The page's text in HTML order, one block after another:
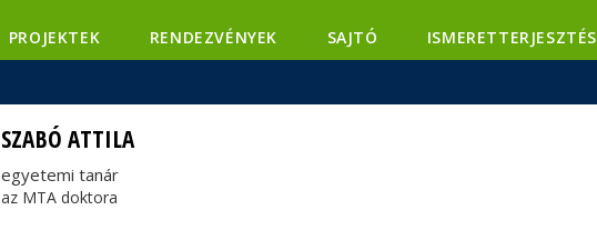
PROJEKTEK RENDEZVÉNYEK SAJTÓ ISMERETTERJESZTÉS
SZABÓ ATTILA
egyetemi tanár
az MTA doktora